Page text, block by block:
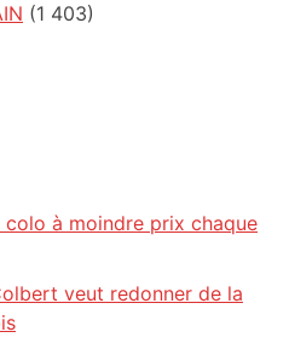
(1 403)
à moindre prix chaque
veut redonner de la